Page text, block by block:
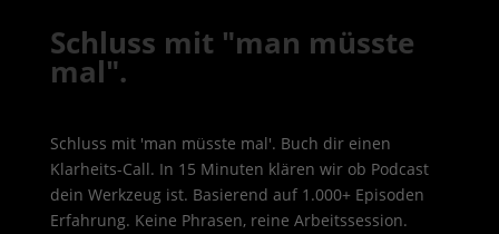
Schluss mit "man müsste
mal".
Schluss mit 'man müsste mal'. Buch dir einen
Klarheits-Call. In 15 Minuten klären wir ob Podcast
dein Werkzeug ist. Basierend auf 1.000+ Episoden
Erfahrung. Keine Phrasen, reine Arbeitssession.